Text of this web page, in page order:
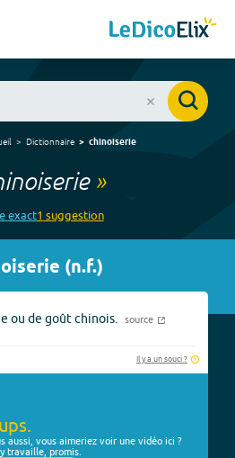
Dictionnaire chinoiserie
»
exact1 suggestion
(n.f.)
ou de goût chinois. source
Il y a un souci ?
aussi, vous aimeriez voir une vidéo ici ?
travaille, promis.